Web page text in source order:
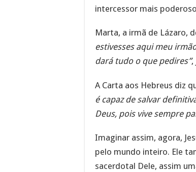
intercessor mais
Marta, a irmã de Lázaro,
estivesses aqui meu
dará tudo o que pedires”,
A Carta aos Hebreus diz
é capaz de salvar
Deus, pois vive sempre
Imaginar assim, agora,
pelo mundo inteiro. Ele
sacerdotal Dele, assim